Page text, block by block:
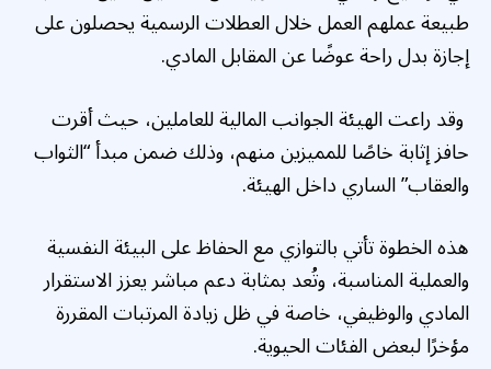
طبيعة عملهم العمل خلال العطلات الرسمية يحصلون على
إجازة بدل راحة عوضًا عن المقابل المادي.
وقد راعت الهيئة الجوانب المالية للعاملين، حيث أقرت
حافز إثابة خاصًا للمميزين منهم، وذلك ضمن مبدأ “الثواب
والعقاب” الساري داخل الهيئة.
هذه الخطوة تأتي بالتوازي مع الحفاظ على البيئة النفسية
والعملية المناسبة، وتُعد بمثابة دعم مباشر يعزز الاستقرار
المادي والوظيفي، خاصة في ظل زيادة المرتبات المقررة
مؤخرًا لبعض الفئات الحيوية.